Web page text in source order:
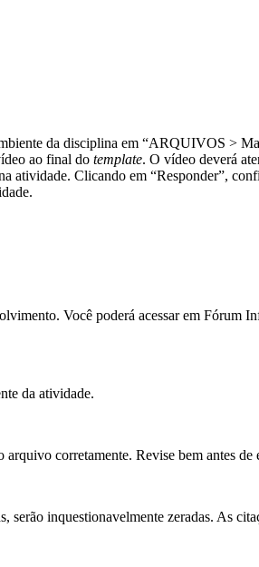
da disciplina em “ARQUIVOS >
ao final do template. O vídeo deverá
atividade. Clicando em “Responder”,
Você poderá acessar em
da atividade.
corretamente. Revise bem antes de
inquestionavelmente zeradas. As